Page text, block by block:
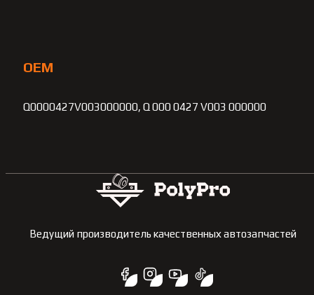
OEM
Q0000427V003000000, Q 000 0427 V003 000000
Ведущий производитель качественных автозапчастей